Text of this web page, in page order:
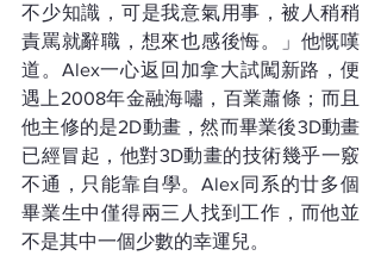
不少知識，可是我意氣用事，被人稍稍
責罵就辭職，想來也感後悔。」他慨嘆
道。Alex一心返回加拿大試闖新路，便
遇上2008年金融海嘯，百業蕭條；而且
他主修的是2D動畫，然而畢業後3D動畫
已經冒起，他對3D動畫的技術幾乎一竅
不通，只能靠自學。Alex同系的廿多個
畢業生中僅得兩三人找到工作，而他並
不是其中一個少數的幸運兒。